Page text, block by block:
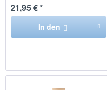
21,95 € *
In den